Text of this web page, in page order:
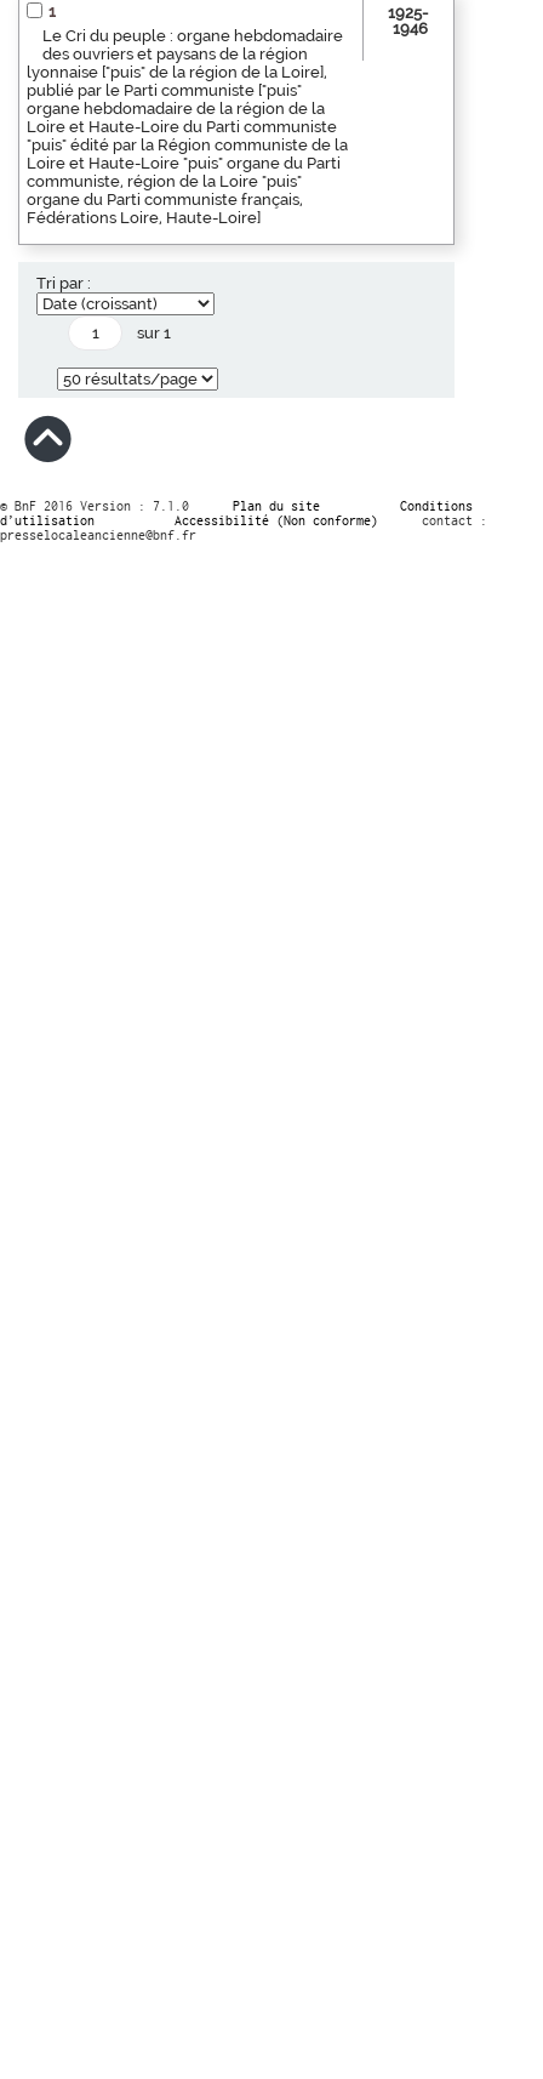
1
Le Cri du peuple : organe hebdomadaire
des ouvriers et paysans de la région
lyonnaise ["puis" de la région de la Loire],
publié par le Parti communiste ["puis"
organe hebdomadaire de la région de la
Loire et Haute-Loire du Parti communiste
"puis" édité par la Région communiste de la
Loire et Haute-Loire "puis" organe du Parti
communiste, région de la Loire "puis"
organe du Parti communiste français,
Fédérations Loire, Haute-Loire]
1925-
1946
Tri par :
sur 1
© BnF 2016 Version : 7.1.0 Plan du site
Conditions
d’utilisation
Accessibilité (Non conforme)
contact :
presselocaleancienne@bnf.fr